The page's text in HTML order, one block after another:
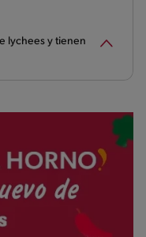
lychees y tienen